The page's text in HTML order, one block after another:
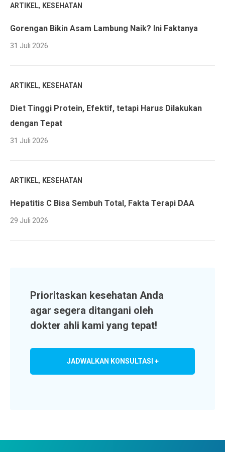
ARTIKEL, KESEHATAN
Gorengan Bikin Asam Lambung Naik? Ini Faktanya
31 Juli 2026
ARTIKEL, KESEHATAN
Diet Tinggi Protein, Efektif, tetapi Harus Dilakukan
dengan Tepat
31 Juli 2026
ARTIKEL, KESEHATAN
Hepatitis C Bisa Sembuh Total, Fakta Terapi DAA
29 Juli 2026
Prioritaskan kesehatan Anda
agar segera ditangani oleh
dokter ahli kami yang tepat!
JADWALKAN KONSULTASI +